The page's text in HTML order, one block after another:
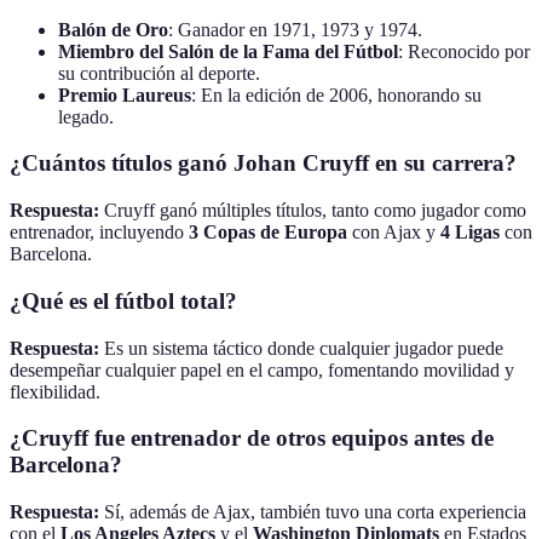
Balón de Oro: Ganador en 1971, 1973 y 1974.
Miembro del Salón de la Fama del Fútbol: Reconocido por
su contribución al deporte.
Premio Laureus: En la edición de 2006, honorando su
legado.
¿Cuántos títulos ganó Johan Cruyff en su carrera?
Respuesta: Cruyff ganó múltiples títulos, tanto como jugador como
entrenador, incluyendo 3 Copas de Europa con Ajax y 4 Ligas con
Barcelona.
¿Qué es el fútbol total?
Respuesta: Es un sistema táctico donde cualquier jugador puede
desempeñar cualquier papel en el campo, fomentando movilidad y
flexibilidad.
¿Cruyff fue entrenador de otros equipos antes de
Barcelona?
Respuesta: Sí, además de Ajax, también tuvo una corta experiencia
con el Los Angeles Aztecs y el Washington Diplomats en Estados